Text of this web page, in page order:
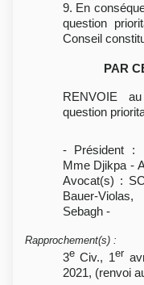
9. En
question
Conseil
PAR
RENVOIE
question
- Président :
Mme Djikpa -
Avocat(s) :
Bauer-
Sebagh -
Rapprochement(s) :
3eCiv., 1er
2021, (renvoi